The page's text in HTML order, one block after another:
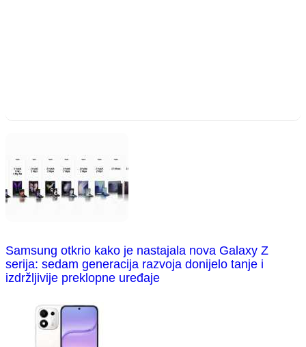
Samsung otkrio kako je nastajala nova Galaxy Z
serija: sedam generacija razvoja donijelo tanje i
izdržljivije preklopne uređaje